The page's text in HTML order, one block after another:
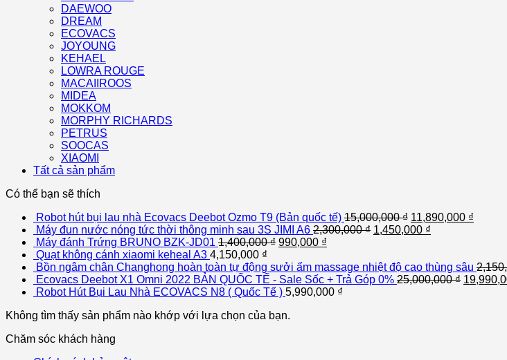
DAEWOO
DREAM
ECOVACS
JOYOUNG
KEHAEL
LOWRA ROUGE
MACAIIROOS
MIDEA
MOKKOM
MORPHY RICHARDS
PETRUS
SOOCAS
XIAOMI
Tất cả sản phẩm
Có thể bạn sẽ thích
Robot hút bụi lau nhà Ecovacs Deebot Ozmo T9 (Bản quốc tế) 15,000,000₫ 11,890,000 ₫
Máy đun nước nóng tức thời thông minh sau 3S JIMI A6 2,300,000₫ 1,450,000 ₫
Máy đánh Trứng BRUNO BZK-JD01 1,400,000₫ 990,000 ₫
Quạt không cánh xiaomi keheal A3 4,150,000 ₫
Bồn ngâm chân Changhong hoàn toàn tự động sưởi ấm massage nhiệt độ cao thùng sâu
Ecovacs Deebot X1 Omni 2022 BẢN QUỐC TẾ - Sale Sốc + Trả Góp 0% 25,000,000₫
Robot Hút Bụi Lau Nhà ECOVACS N8 ( Quốc Tế ) 5,990,000 ₫
Không tìm thấy sản phẩm nào khớp với lựa chọn của bạn.
Chăm sóc khách hàng